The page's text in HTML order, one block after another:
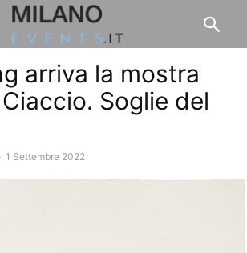
arriva la mostra
Soglie del
1 Settembre 2022